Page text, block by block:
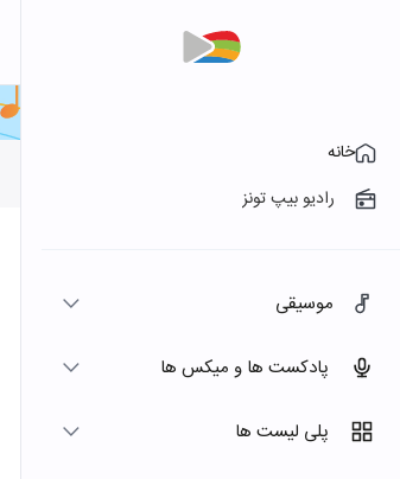
خانه
رادیو بیپ تونز
موسیقی
پادکست ها و میکس ها
پلی لیست ها